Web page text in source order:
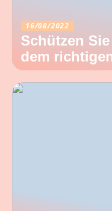
16/08/2022
Schützen
dem